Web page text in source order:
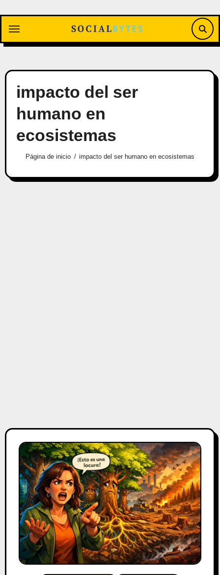
contenido
impacto del ser
humano en
ecosistemas
Página de inicio impacto del ser humano en ecosistemas